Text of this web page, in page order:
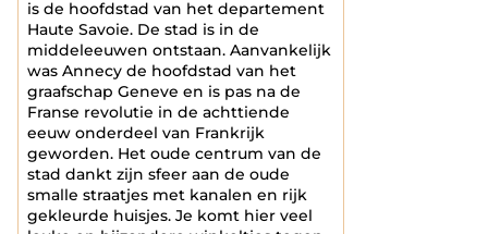
is de hoofdstad van het departement
Haute Savoie. De stad is in de
middeleeuwen ontstaan. Aanvankelijk
was Annecy de hoofdstad van het
graafschap Geneve en is pas na de
Franse revolutie in de achttiende
eeuw onderdeel van Frankrijk
geworden. Het oude centrum van de
stad dankt zijn sfeer aan de oude
smalle straatjes met kanalen en rijk
gekleurde huisjes. Je komt hier veel